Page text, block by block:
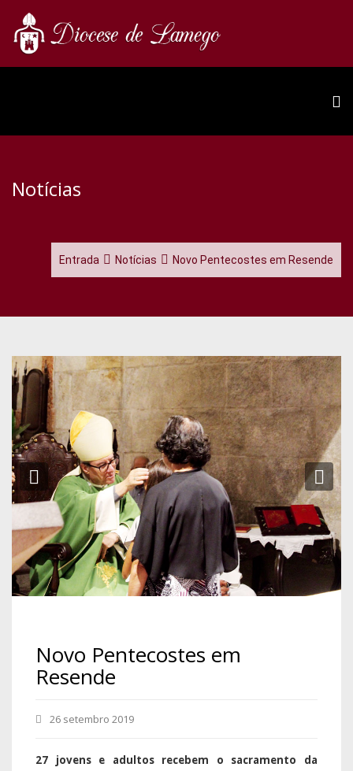
Notícias
Entrada Notícias Novo Pentecostes em Resende
Previous
Novo Pentecostes em
Resende
26 setembro 2019
27 jovens e adultos recebem o sacramento da